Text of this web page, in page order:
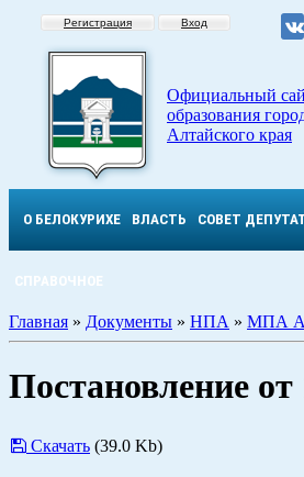
Регистрация Вход
Официальный
образования
Алтайского края
О БЕЛОКУРИХЕ ВЛАСТЬ СОВЕТ
СПРАВОЧНОЕ
Главная » Документы » НПА » МПА
Постановление
Скачать (39.0 Kb)